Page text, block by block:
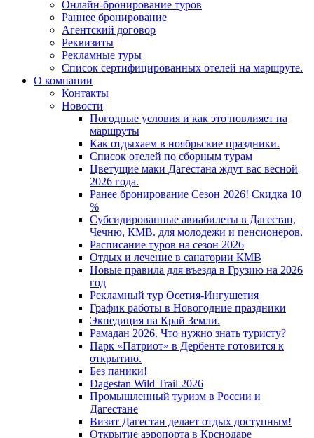
Онлайн-бронирование туров
Раннее бронирование
Агентский договор
Реквизиты
Рекламные туры
Список сертифицированных отелей на маршруте.
О компании
Контакты
Новости
Погодные условия и как это повлияет на
маршруты
Как отдыхаем в ноябрьские праздники.
Список отелей по сборным турам
Цветущие маки Дагестана ждут вас весной
2026 года.
Ранее бронирование Сезон 2026! Скидка 10
%
Субсидированные авиабилеты в Дагестан,
Чечню, КМВ. для молодежи и пенсионеров.
Расписание туров на сезон 2026
Отдых и лечение в санатории КМВ
Новые правила для въезда в Грузию на 2026
год
Рекламный тур Осетия-Ингушетия
График работы в Новогодние праздники
Экпедиция на Край Земли.
Рамадан 2026. Что нужно знать туристу?
Парк «Патриот» в Дербенте готовится к
открытию.
Без паники!
Dagestan Wild Trail 2026
Промышленный туризм в России и
Дагестане
Визит Дагестан делает отдых доступным!
Открытие аэропорта в Крснодаре